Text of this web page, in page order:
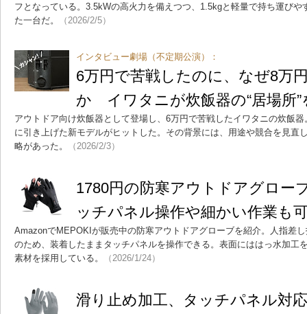
フとなっている。3.5kWの高火力を備えつつ、1.5kgと軽量で持ち運び
た一台だ。
（2026/2/5）
インタビュー劇場（不定期公演）：
6万円で苦戦したのに、なぜ8万
か イワタニが炊飯器の“居場所”
アウトドア向け炊飯器として登場し、6万円で苦戦したイワタニの炊飯
に引き上げた新モデルがヒットした。その背景には、用途や競合を見直
略があった。
（2026/2/3）
1780円の防寒アウトドアグロ
ッチパネル操作や細かい作業も
AmazonでMEPOKIが販売中の防寒アウトドアグローブを紹介。人指差
のため、装着したままタッチパネルを操作できる。表面にははっ水加工
素材を採用している。
（2026/1/24）
滑り止め加工、タッチパネル対